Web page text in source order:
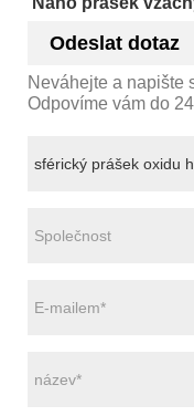
Odeslat dotaz
Neváhejte a napište
Odpovíme vám do